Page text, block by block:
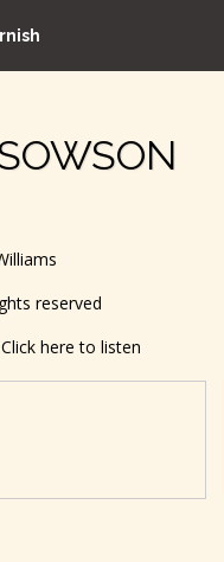
reserved
here to listen